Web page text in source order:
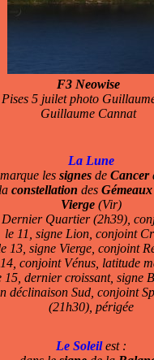
F3 Neowise
5 juilet photo
Guillaume Cannat
La Lune
les signesde Cancer
constellation des Gémeaux
Vierge(Vir)
Dernier Quartier (2h39),
le 11, signe Lion, conjoint
13, signe Vierge, conjoint
conjoint Vénus, latitude
15, dernier croissant, signe
déclinaison Sud, conjoint
(21h30), périgée
Le Soleilest :